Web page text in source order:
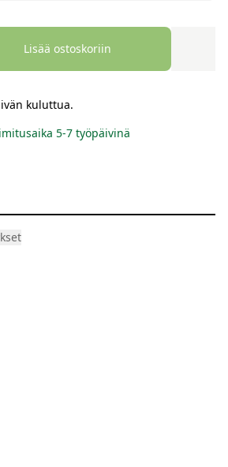
Lisää ostoskoriin
kuluttua.
5-7 työpäivinä